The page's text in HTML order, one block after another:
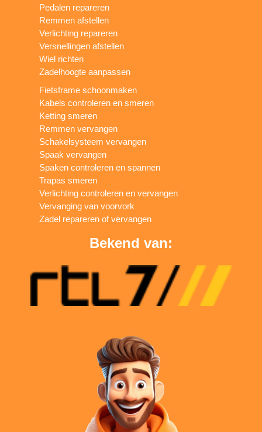
Pedalen repareren
Remmen afstellen
Verlichting repareren
Versnellingen afstellen
Wiel richten
Zadelhoogte aanpassen
Fietsframe schoonmaken
Kabels controleren en smeren
Ketting smeren
Remmen vervangen
Schakelsysteem vervangen
Spaak vervangen
Spaken controleren en spannen
Trapas smeren
Verlichting controleren en vervangen
Vervanging van voorvork
Zadel repareren of vervangen
Bekend van: